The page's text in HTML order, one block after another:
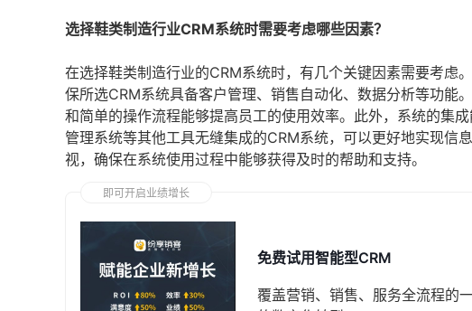
选择鞋类制造行业CRM系统时需要考虑哪些因素？
在选择鞋类制造行业的CRM系统时，有几个关键因素需要考虑
保所选CRM系统具备客户管理、销售自动化、数据分析等功能
和简单的操作流程能够提高员工的使用效率。此外，系统的集
管理系统等其他工具无缝集成的CRM系统，可以更好地实现信
视，确保在系统使用过程中能够获得及时的帮助和支持。
即可开启业绩增长
免费试用智能型CRM
覆盖营销、销售、服务全流程的